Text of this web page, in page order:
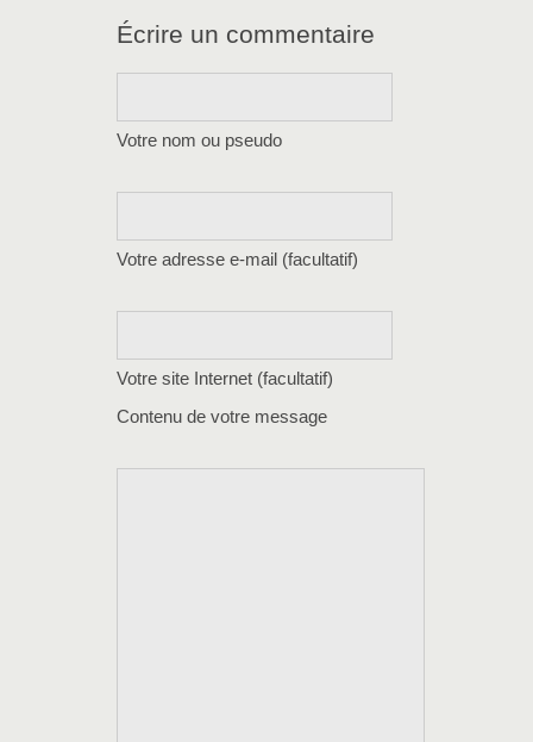
Écrire un commentaire
Votre nom ou pseudo
Votre adresse e-mail (facultatif)
Votre site Internet (facultatif)
Contenu de votre message